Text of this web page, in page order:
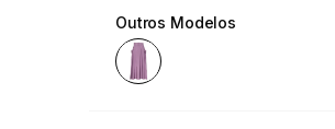
Outros Modelos